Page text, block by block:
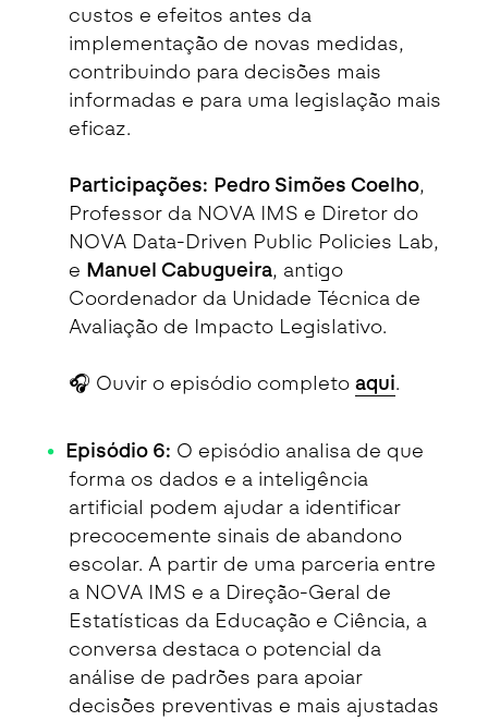
custos e efeitos antes da
implementação de novas medidas,
contribuindo para decisões mais
informadas e para uma legislação mais
eficaz.
Participações: Pedro Simões Coelho,
Professor da NOVA IMS e Diretor do
NOVA Data-Driven Public Policies Lab,
e Manuel Cabugueira, antigo
Coordenador da Unidade Técnica de
Avaliação de Impacto Legislativo.
🎧 Ouvir o episódio completo aqui.
Episódio 6: O episódio analisa de que
forma os dados e a inteligência
artificial podem ajudar a identificar
precocemente sinais de abandono
escolar. A partir de uma parceria entre
a NOVA IMS e a Direção-Geral de
Estatísticas da Educação e Ciência, a
conversa destaca o potencial da
análise de padrões para apoiar
decisões preventivas e mais ajustadas